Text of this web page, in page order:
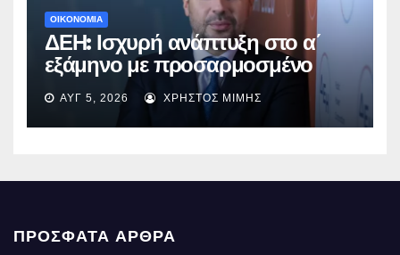
ΟΙΚΟΝΟΜΙΑ
ΔΕΗ: Ισχυρή ανάπτυξη στο α΄
εξάμηνο με προσαρμοσμένο
EBITDA στα €1,2 δισ.
ΑΥΓ 5, 2026 ΧΡΉΣΤΟΣ ΜΊΜΗΣ
ΠΡΌΣΦΑΤΑ ΆΡΘΡΑ